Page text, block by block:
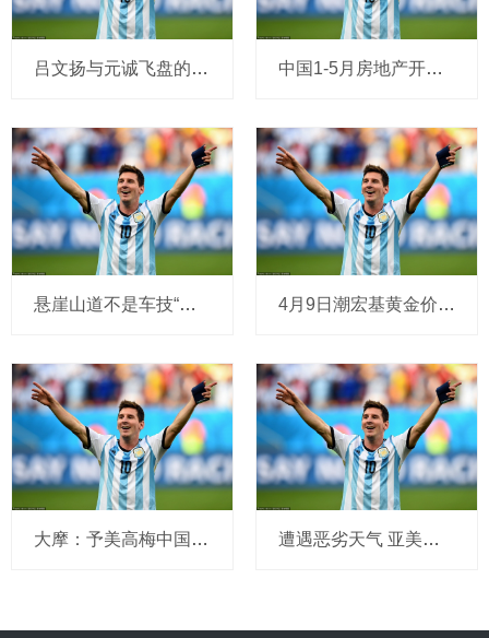
吕文扬与元诚飞盘的诞生_运动_飞行轨迹_中国 中国1-5月房地产开发投资同比下降10.7%，新建商品房销售面积同比下降2.9%
悬崖山道不是车技“秀场” 4月9日潮宏基黄金价格923元/克
大摩：予美高梅中国“增持”评级 目标价上调至12.7港元 遭遇恶劣天气 亚美尼亚总理所乘直升机紧急降落